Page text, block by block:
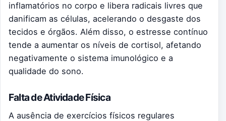
inflamatórios no corpo e libera radicais livres que
danificam as células, acelerando o desgaste dos
tecidos e órgãos. Além disso, o estresse contínuo
tende a aumentar os níveis de cortisol, afetando
negativamente o sistema imunológico e a
qualidade do sono.
Falta de Atividade Física
A ausência de exercícios físicos regulares